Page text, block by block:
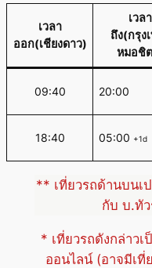
เวลา
ออก(เชียงดาว)
เวลา
ถึง(กรุง
หมอชิ
09:40 20:00
18:40 05:00 +1d
** เที่ยวรถด้านบนเ
กับ บ.ทั
* เที่ยวรถดังกล่าวเ
ออนไลน์ (อาจมีเที่